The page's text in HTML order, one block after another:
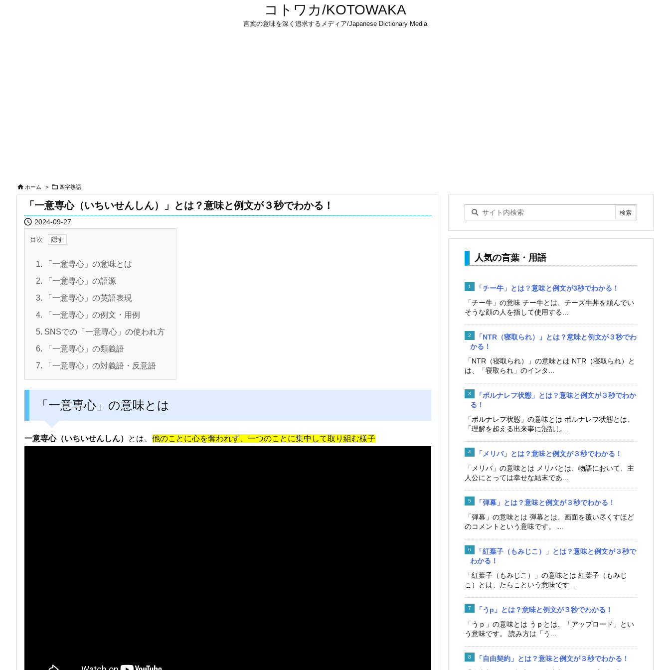
コトワカ/KOTOWAKA
言葉の意味を深く追求するメディア/Japanese Dictionary Media
 ホーム >  四字熟語
「一意専心（いちいせんしん）」とは？意味と例文が３秒でわかる！
 2024-09-27
目次
1. 「一意専心」の意味とは
2. 「一意専心」の語源
3. 「一意専心」の英語表現
4. 「一意専心」の例文・用例
5. SNSでの「一意専心」の使われ方
6. 「一意専心」の類義語
7. 「一意専心」の対義語・反意語
「一意専心」の意味とは
一意専心（いちいせんしん） とは、 他のことに心を奪われず、一つのことに集中して取り組む様子
人気の言葉・用語
「チー牛」とは？意味と例文が3秒でわかる！
「チー牛」の意味 チー牛とは、チーズ牛丼を頼んでい
そうな顔の人を指して使用する...
「NTR（寝取られ）」とは？意味と例文が３秒でわ
かる！
「NTR（寝取られ）」の意味とは NTR（寝取られ）と
は、「寝取られ」のインタ...
「ポルナレフ状態」とは？意味と例文が３秒でわか
る！
「ポルナレフ状態」の意味とは ポルナレフ状態とは、
「理解を超える出来事に混乱し...
「メリバ」とは？意味と例文が３秒でわかる！
「メリバ」の意味とは メリバとは、物語において、主
人公にとっては幸せな結末であ...
「弾幕」とは？意味と例文が３秒でわかる！
「弾幕」の意味とは 弾幕とは、画面を覆い尽くすほど
のコメントという意味です。 ...
「紅葉子（もみじこ）」とは？意味と例文が３秒で
わかる！
「紅葉子（もみじこ）」の意味とは 紅葉子（もみじ
こ）とは、たらこという意味です...
「うp」とは？意味と例文が３秒でわかる！
「うｐ」の意味とは うｐとは、「アップロード」とい
う意味です。 読み方は「う...
「自由契約」とは？意味と例文が３秒でわかる！